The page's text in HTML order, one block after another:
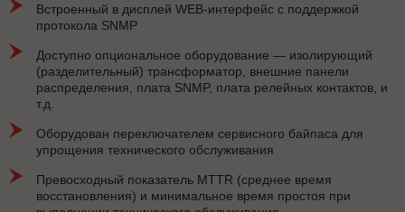
Встроенный в дисплей WEB-интерфейс с поддержкой
протокола SNMP
Доступно опциональное оборудование — изолирующий
(разделительный) трансформатор, внешние панели
распределения, плата SNMP, плата релейных контактов, и
т.д.
Оборудован переключателем сервисного байпаса для
упрощения технического обслуживания
Превосходный показатель MTTR (среднее время
восстановления) и минимальное время простоя при